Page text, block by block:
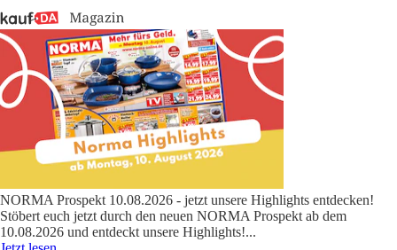
NORMA Prospekt 10.08.2026 - jetzt unsere Highlights entdecken!
Stöbert euch jetzt durch den neuen NORMA Prospekt ab dem
10.08.2026 und entdeckt unsere Highlights!...